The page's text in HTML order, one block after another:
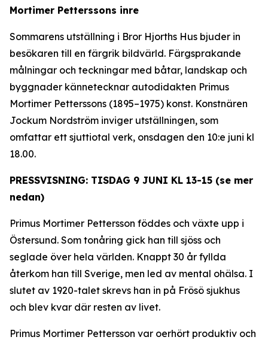
Mortimer Petterssons inre
Sommarens utställning i Bror Hjorths Hus bjuder in
besökaren till en färgrik bildvärld. Färgsprakande
målningar och teckningar med båtar, landskap och
byggnader kännetecknar autodidakten Primus
Mortimer Petterssons (1895–1975) konst. Konstnären
Jockum Nordström inviger utställningen, som
omfattar ett sjuttiotal verk, onsdagen den 10:e juni kl
18.00.
PRESSVISNING: TISDAG 9 JUNI KL 13-15 (se mer
nedan)
Primus Mortimer Pettersson föddes och växte upp i
Östersund. Som tonåring gick han till sjöss och
seglade över hela världen. Knappt 30 år fyllda
återkom han till Sverige, men led av mental ohälsa. I
slutet av 1920-talet skrevs han in på Frösö sjukhus
och blev kvar där resten av livet.
Primus Mortimer Pettersson var oerhört produktiv och